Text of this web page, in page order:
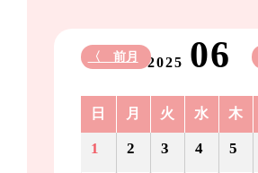
2025 06
〈 前月
日 月 火 水 木
1 2 3 4 5